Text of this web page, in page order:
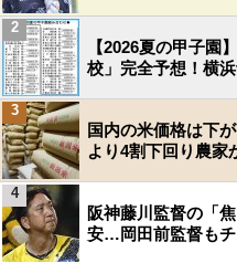
【2026夏の甲子園
校」完全予想！横
2
国内の米価格は下
より4割下回り農家
3
阪神藤川監督の「
安…岡田前監督もチ
4